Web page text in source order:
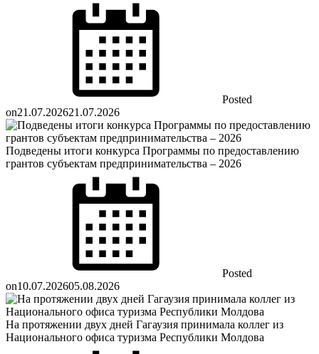
Posted
on21.07.202621.07.2026
Подведены итоги конкурса Программы по предоставлению
грантов субъектам предпринимательства – 2026
Posted
on10.07.202605.08.2026
На протяжении двух дней Гагаузия принимала коллег из
Национального офиса туризма Республики Молдова